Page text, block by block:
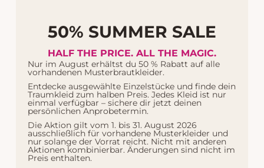
A-Linie Curvy Cut-Out Romantisch
Avril
Suchst du nach einem Brautkleid für die
50% SUMMER SALE
HALF THE PRICE. ALL THE MAGIC.
Nur im August erhältst du 50 % Rabatt auf alle
vorhandenen Musterbrautkleider.
Entdecke ausgewählte Einzelstücke und finde dein
Traumkleid zum halben Preis. Jedes Kleid ist nur
einmal verfügbar – sichere dir jetzt deinen
persönlichen Anprobetermin.
Die Aktion gilt vom 1. bis 31. August 2026
ausschließlich für vorhandene Musterkleider und
nur solange der Vorrat reicht. Nicht mit anderen
Aktionen kombinierbar. Änderungen sind nicht im
Preis enthalten.